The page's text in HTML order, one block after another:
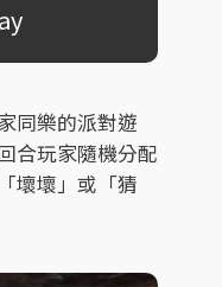
同樂的派對遊
合玩家隨機分配
壞壞」或「猜